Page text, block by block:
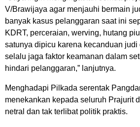
V/Brawijaya agar menjauhi bermain
banyak kasus pelanggaran saat ini
KDRT, perceraian, werving, hutang
satunya dipicu karena kecanduan
selalu jaga faktor keamanan dalam
hindari pelanggaran,” lanjutnya.
Menghadapi Pilkada serentak
menekankan kepada seluruh Prajurit
netral dan tak terlibat politik praktis.